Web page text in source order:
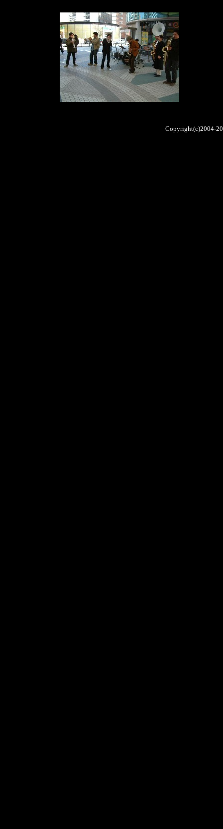
Copyright(c)2004-